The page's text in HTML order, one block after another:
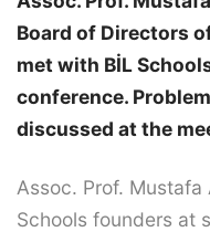
Board of Directors
met with BİL
conference.
discussed at the
Assoc. Prof. Mustafa
Schools founders at